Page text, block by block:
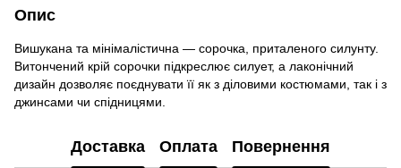
Опис
Вишукана та мінімалістична — сорочка, приталеного силунту.
Витончений крій сорочки підкреслює силует, а лаконічний
дизайн дозволяє поєднувати її як з діловими костюмами, так і з
джинсами чи спідницями.
Доставка Оплата Повернення